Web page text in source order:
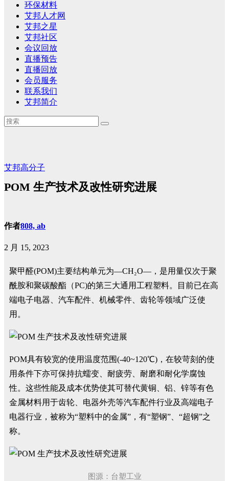
环保材料
艾邦人才网
艾邦之星
艾邦社区
会议回放
直播预告
直播回放
会员服务
联系我们
艾邦简介
艾邦高分子
POM 生产技术及改性研究进展
作者808, ab
2 月 15, 2023
聚甲醛(POM)主要结构单元为—CH₂O—，是用量仅次于聚
酰胺和聚碳酸酯（PC)的第三大通用工程塑料。目前已在高
端电子电器、汽车配件、机械零件、齿轮等领域广泛使
用。
POM具有较宽的使用温度范围(-40~120℃)，在较苛刻的使
用条件下亦可保持抗蠕变、耐疲劳、耐磨和耐化学腐蚀
性。这些性能及成本优势使其可替代黄铜、铝、锌等有色
金属材料用于齿轮、电器外壳等汽车配件行业及高端电子
电器行业，被称为“塑料中的金属”，有“塑钢”、“超钢”之
称。
图源：台塑工业